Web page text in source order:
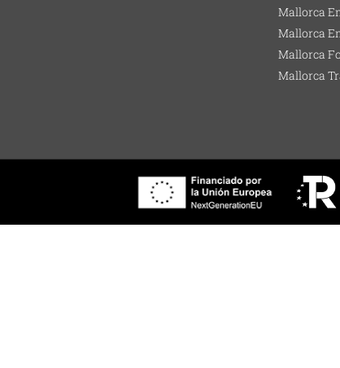
Mallorca
Mallorca
Mallorca
Mallorca